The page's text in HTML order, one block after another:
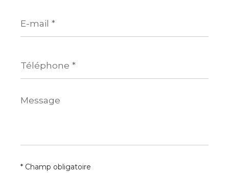
mail
*
*
Message
*
* Champ obligatoire